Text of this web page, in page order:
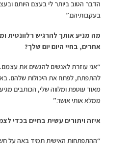
הדבר הטוב ביותר לי בעצם היותם
בעקבותיהם.”
מה מניע אותך להרגיש רלוונטית
אחרים, בחיי היום יום שלך?
“אני עוזרת לאנשים להגשים את
להתפתח, לפתח את היכולות שלהם.
מאוד עוטפת ומלווה שלי, הכותבים
ממלא אותי אושר.”
איזה ויתורים עשית בחיים בכדי
“ההתפתחות האישית תמיד באה על